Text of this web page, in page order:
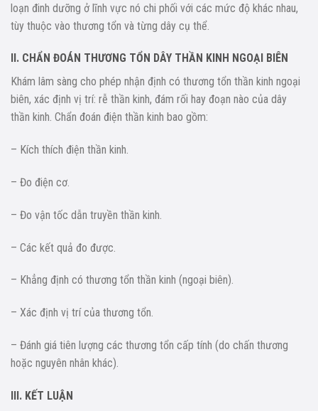
loạn đinh dưỡng ở lĩnh vực nó chi phối với các mức độ khác nhau,
tùy thuộc vào thương tổn và từng dây cụ thể.
II. CHẨN ĐOÁN THƯƠNG TỔN DÂY THẦN KINH NGOẠI BIÊN
Khám lâm sàng cho phép nhận định có thương tổn thần kinh ngoại
biên, xác định vị trí: rễ thần kinh, đám rối hay đoạn nào của dây
thần kinh. Chẩn đoán điện thần kinh bao gồm:
– Kích thích điện thần kinh.
– Đo điện cơ.
– Đo vận tốc dẫn truyền thần kinh.
– Các kết quả đo được.
– Khẳng định có thương tổn thần kinh (ngoại biên).
– Xác định vị trí của thương tổn.
– Đánh giá tiên lượng các thương tổn cấp tính (do chấn thương
hoặc nguyên nhân khác).
III. KẾT LUẬN